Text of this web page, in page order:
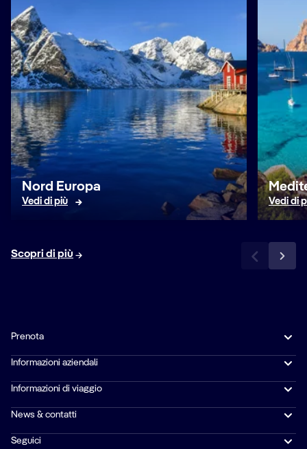
Nord Europa
Vedi di più Vedi di
Scopri di più
Prenota
Informazioni aziendali
Informazioni di viaggio
News & contatti
Seguici